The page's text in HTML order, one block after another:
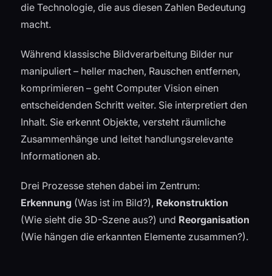
die Technologie, die aus diesen Zahlen Bedeutung
macht.
Während klassische Bildverarbeitung Bilder nur
manipuliert – heller machen, Rauschen entfernen,
komprimieren – geht Computer Vision einen
entscheidenden Schritt weiter. Sie interpretiert den
Inhalt. Sie erkennt Objekte, versteht räumliche
Zusammenhänge und leitet handlungsrelevante
Informationen ab.
Drei Prozesse stehen dabei im Zentrum:
Erkennung (Was ist im Bild?), Rekonstruktion
(Wie sieht die 3D-Szene aus?) und Reorganisation
(Wie hängen die erkannten Elemente zusammen?).